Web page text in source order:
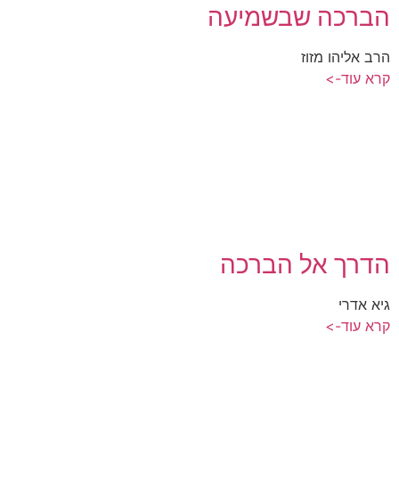
הברכה שבשמיעה
הרב אליהו מזוז
קרא עוד->
הדרך אל הברכה
גיא אדרי
קרא עוד->